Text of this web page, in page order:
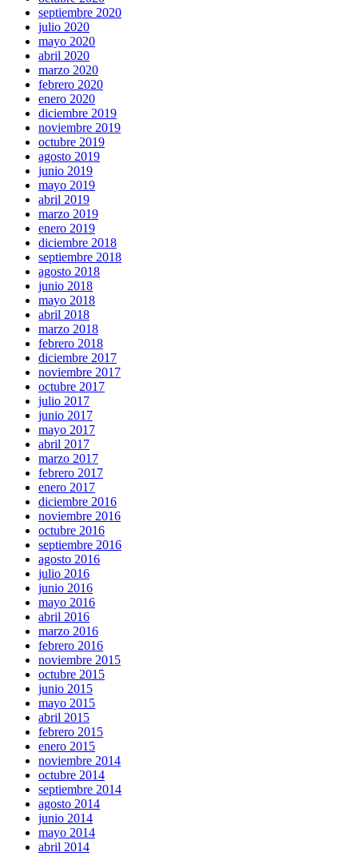
septiembre 2020
julio 2020
mayo 2020
abril 2020
marzo 2020
febrero 2020
enero 2020
diciembre 2019
noviembre 2019
octubre 2019
agosto 2019
junio 2019
mayo 2019
abril 2019
marzo 2019
enero 2019
diciembre 2018
septiembre 2018
agosto 2018
junio 2018
mayo 2018
abril 2018
marzo 2018
febrero 2018
diciembre 2017
noviembre 2017
octubre 2017
julio 2017
junio 2017
mayo 2017
abril 2017
marzo 2017
febrero 2017
enero 2017
diciembre 2016
noviembre 2016
octubre 2016
septiembre 2016
agosto 2016
julio 2016
junio 2016
mayo 2016
abril 2016
marzo 2016
febrero 2016
noviembre 2015
octubre 2015
junio 2015
mayo 2015
abril 2015
febrero 2015
enero 2015
noviembre 2014
octubre 2014
septiembre 2014
agosto 2014
junio 2014
mayo 2014
abril 2014